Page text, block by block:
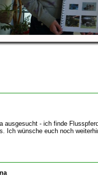
ausgesucht - ich finde
Ich wünsche euch noch